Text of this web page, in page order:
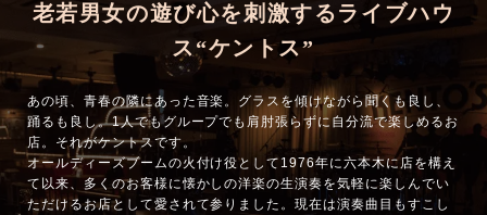
老若男女の遊び心を刺激するライブハウ
ス“ケントス”
あの頃、青春の隣にあった音楽。グラスを傾けながら聞くも良し、
踊るも良し。1人でもグループでも肩肘張らずに自分流で楽しめるお
店。それがケントスです。
オールディーズブームの火付け役として1976年に六本木に店を構え
て以来、多くのお客様に懐かしの洋楽の生演奏を気軽に楽しんでい
ただけるお店として愛されて参りました。現在は演奏曲目もすこし